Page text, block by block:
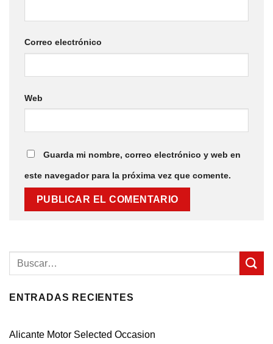
Correo electrónico
Web
Guarda mi nombre, correo electrónico y web en
este navegador para la próxima vez que comente.
ENTRADAS RECIENTES
Alicante Motor Selected Occasion